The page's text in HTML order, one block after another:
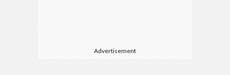
Advertisement